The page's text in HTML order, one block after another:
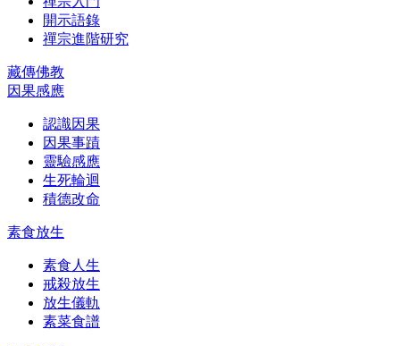
開示語錄
禪宗進階研究
藏傳佛教
因果感應
認識因果
因果事蹟
靈驗感應
生死輪迴
積德改命
素食放生
素食人生
戒殺放生
放生儀軌
素菜食譜